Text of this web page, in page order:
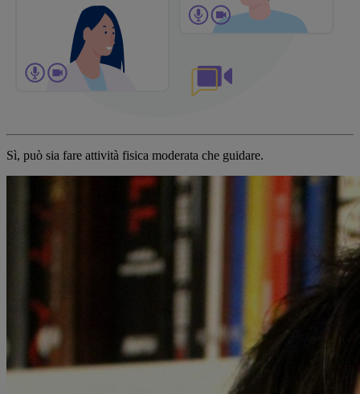
Sì, può sia fare attività fisica moderata che guidare.